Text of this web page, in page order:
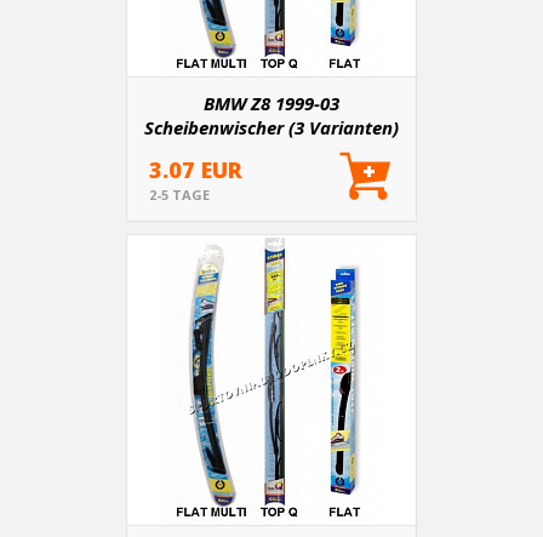
BMW Z8 1999-03
Scheibenwischer (3 Varianten)
3.07 EUR
2-5 TAGE